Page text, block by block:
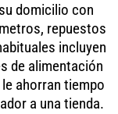
domicilio con
repuestos
incluyen
de alimentación
ahorran tiempo
a una tienda.